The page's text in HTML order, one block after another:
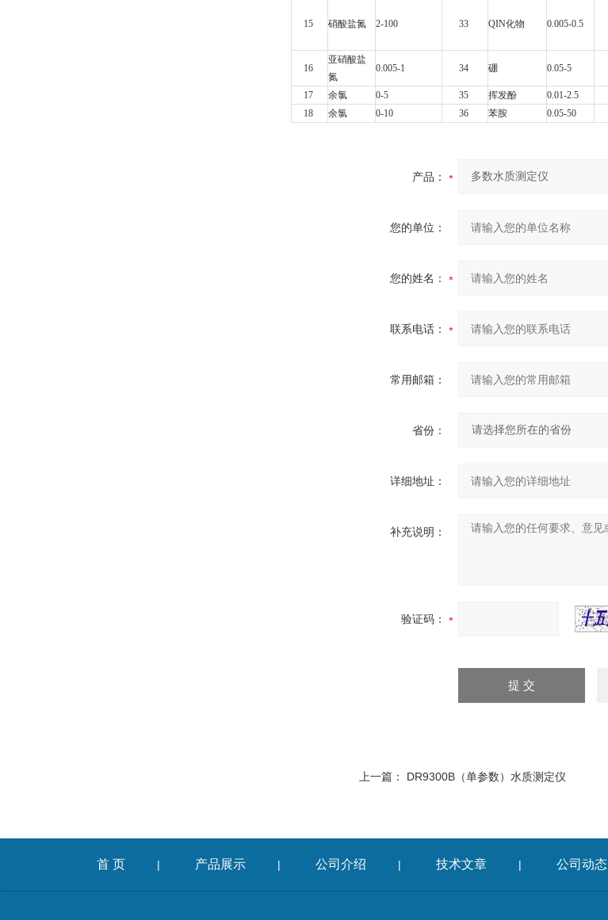
15 硝酸盐氮 2-100 33 QIN化物 0.005-0.5
16
亚硝酸盐
氮
0.005-1 34 硼 0.05-5
17 余氯 0-5 35 挥发酚 0.01-2.5
18
余氯 0-10 36 苯胺 0.05-50
产品：
您的单位：
您的姓名：
联系电话：
常用邮箱：
省份：
详细地址：
补充说明：
验证码：
上一篇： DR9300B（单参数）水质测定仪
首 页 | 产品展示 | 公司介绍 | 技术文章 | 公司动态